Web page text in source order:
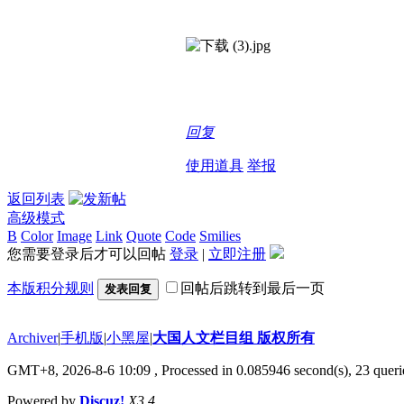
回复
使用道具 举报
返回列表
高级模式
B Color Image Link Quote Code Smilies
您需要登录后才可以回帖 登录 | 立即注册
本版积分规则 发表回复 回帖后跳转到最后一页
Archiver|手机版|小黑屋|大国人文栏目组 版权所有
GMT+8, 2026-8-6 10:09 , Processed in 0.085946 second(s), 23
Powered by Discuz! X3.4